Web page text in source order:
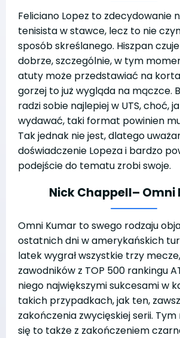
Feliciano Lopez to zdecydowanie
tenisista w stawce, lecz to nie
sposób skreślanego. Hiszpan
dobrze, szczególnie, w tym
atuty może przedstawiać na
gorzej to już wygląda na mączce.
radzi sobie najlepiej w UTS, choć,
wydawać, taki format powinien
Tak jednak nie jest, dlatego
doświadczenie Lopeza i bardzo
podejście do tematu zrobi swoje.
Nick Chappell– Omni
Omni Kumar to swego rodzaju
ostatnich dni w amerykańskich
latek wygrał wszystkie trzy
zawodników z TOP 500 rankingu
niego największymi sukcesami w
takich przypadkach, jak ten,
zakończenia zwycięskiej serii.
się to także z zakończeniem